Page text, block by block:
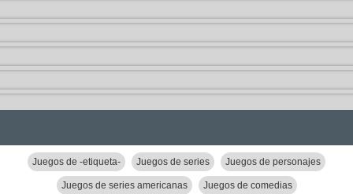
Juegos de -etiqueta- Juegos de series Juegos de personajes
Juegos de series americanas Juegos de comedias